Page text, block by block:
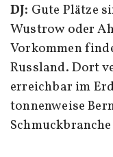
DJ: Gute Plätze
Wustrow oder
Vorkommen
Russland. Dort
erreichbar im
tonnenweise